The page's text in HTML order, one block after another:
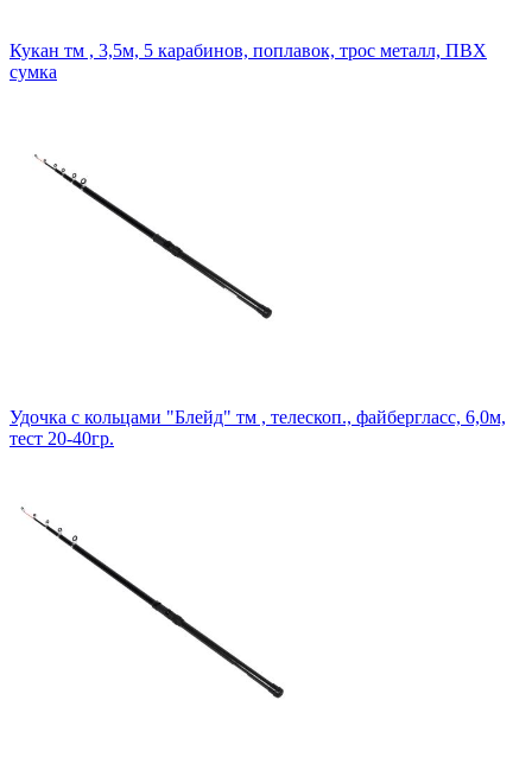
Кукан тм , 3,5м, 5 карабинов, поплавок, трос металл, ПВХ
сумка
Удочка с кольцами "Блейд" тм , телескоп., файбергласс, 6,0м,
тест 20-40гр.